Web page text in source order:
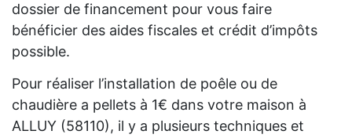
dossier de financement pour vous faire
bénéficier des aides fiscales et crédit d’impôts
possible.
Pour réaliser l’installation de poêle ou de
chaudière a pellets à 1€ dans votre maison à
ALLUY (58110), il y a plusieurs techniques et